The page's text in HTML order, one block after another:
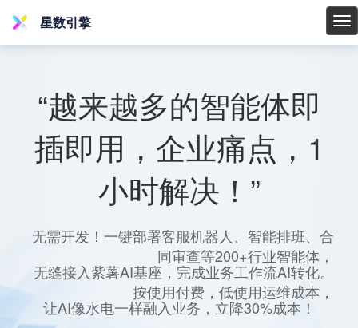
星
星数引擎
“越来越多的智能体即
插即用，企业痛点，1
小时解决！”
无需开发！一键部署客服机器人、智能排班、合
同审查等200+行业智能体，
无缝接入紫薯AI基座，完成业务工作流AI转化。
按使用付费，低使用运维成本，
让AI像水电一样融入业务，立降30%成本！